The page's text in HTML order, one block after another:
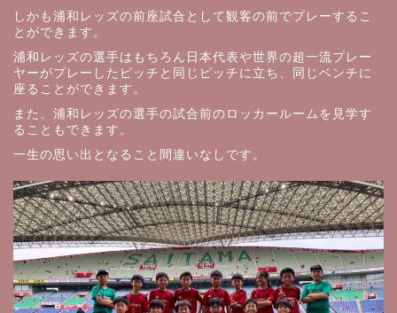
しかも浦和レッズの前座試合として観客の前でプレーするこ
とができます。
浦和レッズの選手はもちろん日本代表や世界の超一流プレー
ヤーがプレーしたピッチと同じピッチに立ち、同じベンチに
座ることができます。
また、浦和レッズの選手の試合前のロッカールームを見学す
ることもできます。
一生の思い出となること間違いなしです。